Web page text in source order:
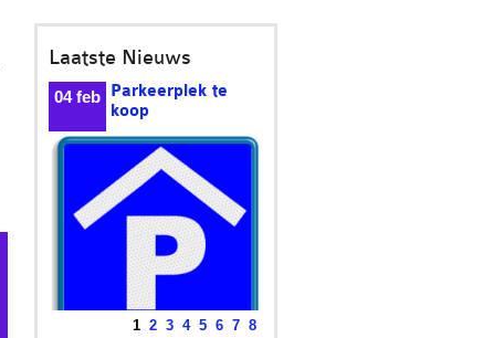
Laatste Nieuws
24
Beantwoording
vragen over
brandgevaar in
parkeergarages en onder
woningen
Minister Knops biedt de
antwoorden aan op de...
1 2 3 4 5 6 7 8